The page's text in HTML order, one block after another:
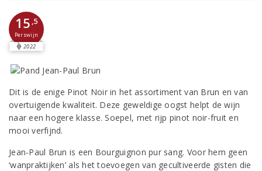
15 ,5
Perswijn
2022
Dit is de enige Pinot Noir in het assortiment van Brun en van
overtuigende kwaliteit. Deze geweldige oogst helpt de wijn
naar een hogere klasse. Soepel, met rijp pinot noir-fruit en
mooi verfijnd.
Jean-Paul Brun is een Bourguignon pur sang. Voor hem geen
‘wanpraktijken’ als het toevoegen van gecultiveerde gisten die